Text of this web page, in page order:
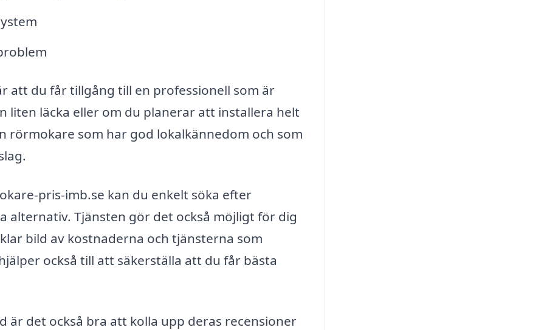
att du får tillgång till en professionell som är
liten läcka eller om du planerar att installera helt
rörmokare som har god lokalkännedom och som
pris-imb.se kan du enkelt söka efter
alternativ. Tjänsten gör det också möjligt för dig
bild av kostnaderna och tjänsterna som
också till att säkerställa att du får bästa
är det också bra att kolla upp deras recensioner